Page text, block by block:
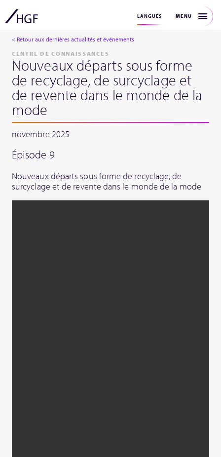
LANGUES MENU
< Retour aux dernières actualités et événements
CENTRE DE CONNAISSANCES
Nouveaux départs sous forme
de recyclage, de surcyclage et
de revente dans le monde de la
mode
novembre 2025
Épisode 9
Nouveaux départs sous forme de recyclage, de
surcyclage et de revente dans le monde de la mode